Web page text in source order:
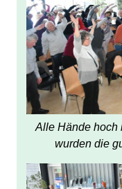
Alle Hände
wurden die